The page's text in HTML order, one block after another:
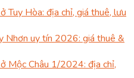
Tuy Hòa: địa chỉ, giá thuê, lưu
Nhơn uy tín 2026: giá thuê &
Mộc Châu 1/2024: địa chỉ,